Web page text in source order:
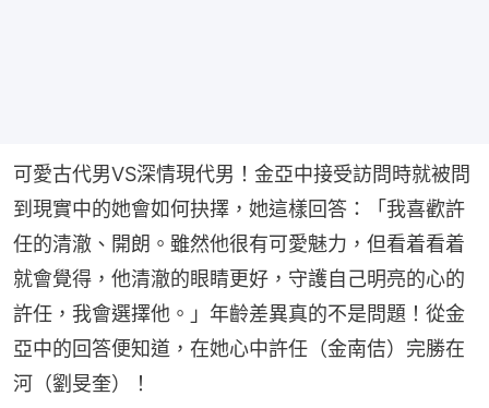
可愛古代男VS深情現代男！金亞中接受訪問時就被問
到現實中的她會如何抉擇，她這樣回答：「我喜歡許
任的清澈、開朗。雖然他很有可愛魅力，但看着看着
就會覺得，他清澈的眼睛更好，守護自己明亮的心的
許任，我會選擇他。」年齡差異真的不是問題！從金
亞中的回答便知道，在她心中許任（金南佶）完勝在
河（劉旻奎）！